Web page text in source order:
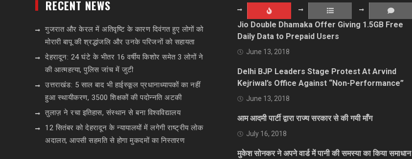
RECENT NEWS
गुजरात और केरल में अतिवृष्टि के कारण दिवंगत हुए लोगों को
मोरारी बापू की श्रद्धांजलि और उनके परिजनों को सहायता
देहरादून: 24 घंटे के भीतर 16 वर्षीय किशोर समेत 3 लोगों ने
की आत्महत्या, पुलिस जांच में जुटी
उत्तराखंड: 5 साल बाद भी हाईस्कूल प्रधानाध्यापकों का नहीं
हुआ स्थायीकरण, 3500 शिक्षकों की पदोन्नति अटकी
तुलाज़ ने रचा इतिहास, संस्थान से बना विश्वविद्यालय
12 सितंबर को देहरादून के न्यायालयों में लगेगी राष्ट्रीय लोक
अदालत, आपसी सहमति से होगा मुकदमों का निस्तारण
Jio Double Dhamaka Offer Giving 1.5GB Free
Daily Data to Prepaid Users
June 13, 2018
Delhi BJP Leaders Stage Protest At Arvind
Kejriwal’s Office Against “Non-Performance”
June 13, 2018
आम आदमी पार्टी द्वारा राज्य सरकार से की गयी माँग
July 16, 2018
मुकेश सोनकर ने अपने वार्ड में पानी की समस्या का किया समाधान